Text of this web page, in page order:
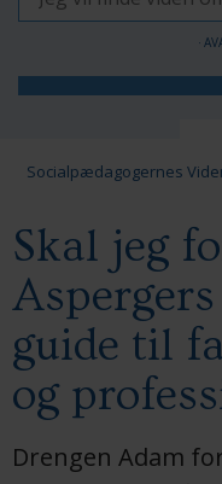
Voksne
Socialpædagogernes
Skal jeg
guide til
og
Drengen Adam